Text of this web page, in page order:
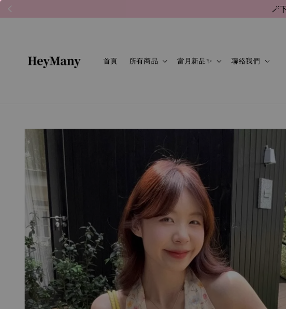
🪄
首頁 所有商品 當月新品✨ 聯絡我們